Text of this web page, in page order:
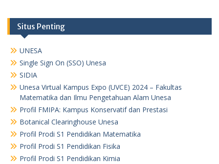
Situs Penting
UNESA
Single Sign On (SSO) Unesa
SIDIA
Unesa Virtual Kampus Expo (UVCE) 2024 – Fakultas
Matematika dan Ilmu Pengetahuan Alam Unesa
Profil FMIPA: Kampus Konservatif dan Prestasi
Botanical Clearinghouse Unesa
Profil Prodi S1 Pendidikan Matematika
Profil Prodi S1 Pendidikan Fisika
Profil Prodi S1 Pendidikan Kimia